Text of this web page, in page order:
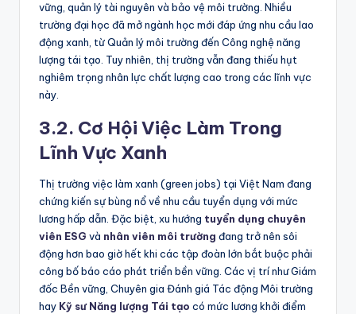
vững, quản lý tài nguyên và bảo vệ môi trường. Nhiều
trường đại học đã mở ngành học mới đáp ứng nhu cầu lao
động xanh, từ Quản lý môi trường đến Công nghệ năng
lượng tái tạo. Tuy nhiên, thị trường vẫn đang thiếu hụt
nghiêm trọng nhân lực chất lượng cao trong các lĩnh vực
này.
3.2. Cơ Hội Việc Làm Trong
Lĩnh Vực Xanh
Thị trường việc làm xanh (green jobs) tại Việt Nam đang
chứng kiến sự bùng nổ về nhu cầu tuyển dụng với mức
lương hấp dẫn. Đặc biệt, xu hướng tuyển dụng chuyên
viên ESG và nhân viên môi trường đang trở nên sôi
động hơn bao giờ hết khi các tập đoàn lớn bắt buộc phải
công bố báo cáo phát triển bền vững. Các vị trí như Giám
đốc Bền vững, Chuyên gia Đánh giá Tác động Môi trường
hay Kỹ sư Năng lượng Tái tạo có mức lương khởi điểm